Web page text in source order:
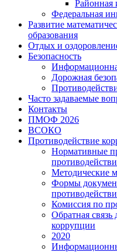
Районная
Федеральная
Развитие
образования
Отдых и
Безопасность
Дорожная
Часто задаваемые
Контакты
ПМОФ 2026
ВСОКО
Противодействие
Нормативные
Методические
Формы
Комиссия по
Обратная
коррупции
2020